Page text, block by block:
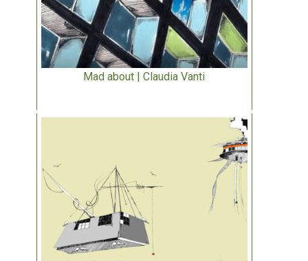
Mad about | Claudia Vanti